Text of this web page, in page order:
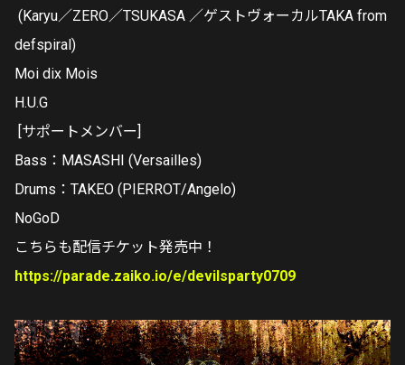
(Karyu／ZERO／TSUKASA ／ゲストヴォーカルTAKA from
defspiral)
Moi dix Mois
H.U.G
[サポートメンバー]
Bass：MASASHI (Versailles)
Drums：TAKEO (PIERROT/Angelo)
NoGoD
こちらも配信チケット発売中！
https://parade.zaiko.io/e/devilsparty0709